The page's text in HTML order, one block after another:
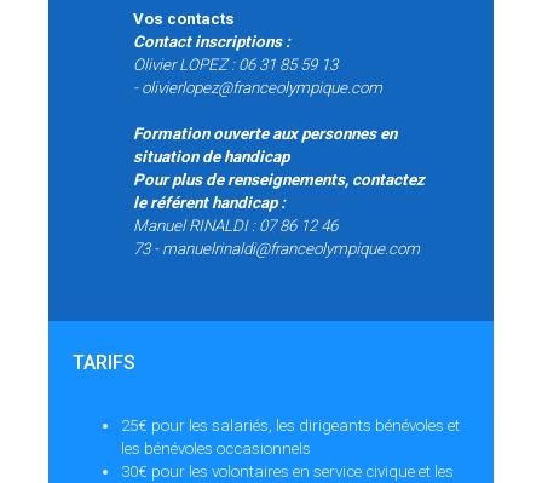
Vos contacts
Contact inscriptions :
Olivier LOPEZ : 06 31 85 59 13
- olivierlopez@franceolympique.com
Formation ouverte aux personnes en
situation de handicap
Pour plus de renseignements, contactez
le référent handicap :
Manuel RINALDI : 07 86 12 46
73 - manuelrinaldi@franceolympique.com
TARIFS
25€ pour les salariés, les dirigeants bénévoles et
les bénévoles occasionnels
30€ pour les volontaires en service civique et les